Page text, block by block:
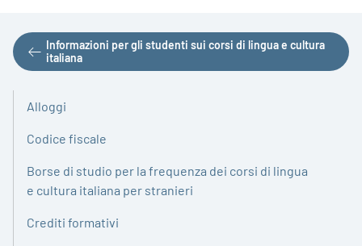
Informazioni per gli studenti sui corsi di lingua e cultura
italiana
Alloggi
Codice fiscale
Borse di studio per la frequenza dei corsi di lingua
e cultura italiana per stranieri
Crediti formativi